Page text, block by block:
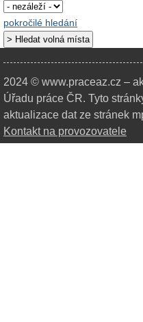
pokročilé hledání
2024 © www.praceaz.cz –
Úřadu práce ČR. Tyto
aktualizace dat ze stránek
Kontakt na provozovatele